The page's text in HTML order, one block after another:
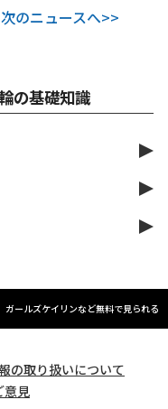
次のニュースへ>>
の基礎知識
ールズケイリンなど無料で見られる
の取り扱いについて
意見